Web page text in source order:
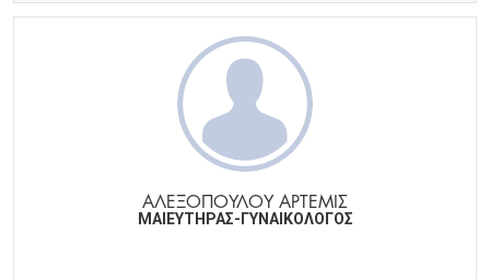
ΑΛΕΞΟΠΟΥΛΟΥ ΑΡΤΕΜΙΣ
ΜΑΙΕΥΤΗΡΑΣ-ΓΥΝΑΙΚΟΛΟΓΟΣ